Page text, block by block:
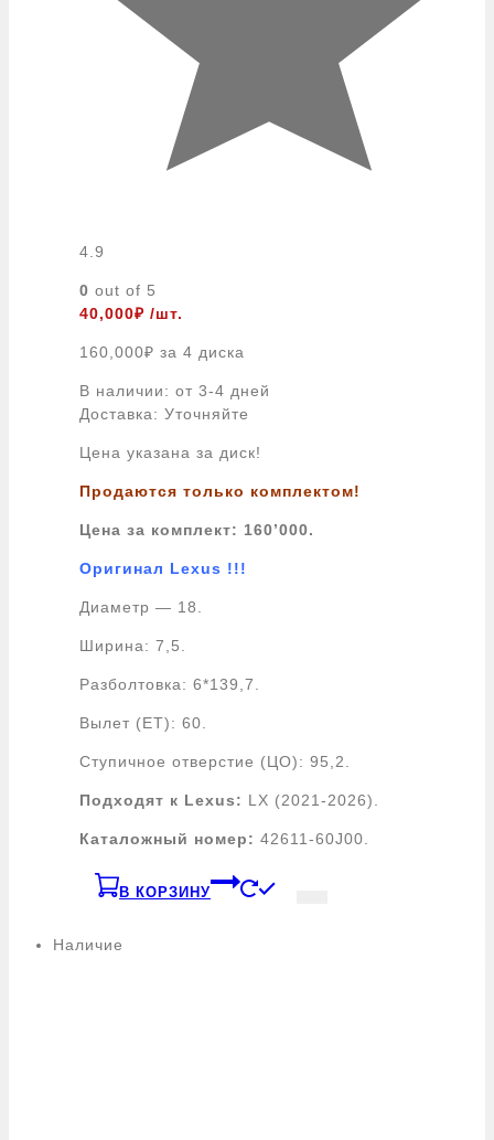
4.9
0 out of 5
40,000₽ /шт.
160,000₽ за 4 диска
В наличии: от 3-4 дней
Доставка: Уточняйте
Цена указана за диск!
Продаются только комплектом!
Цена за комплект: 160’000.
Оригинал Lexus !!!
Диаметр — 18.
Ширина: 7,5.
Разболтовка: 6*139,7.
Вылет (ЕТ): 60.
Ступичное отверстие (ЦО): 95,2.
Подходят к Lexus: LX (2021-2026).
Каталожный номер: 42611-60J00.
В КОРЗИНУ
Наличие